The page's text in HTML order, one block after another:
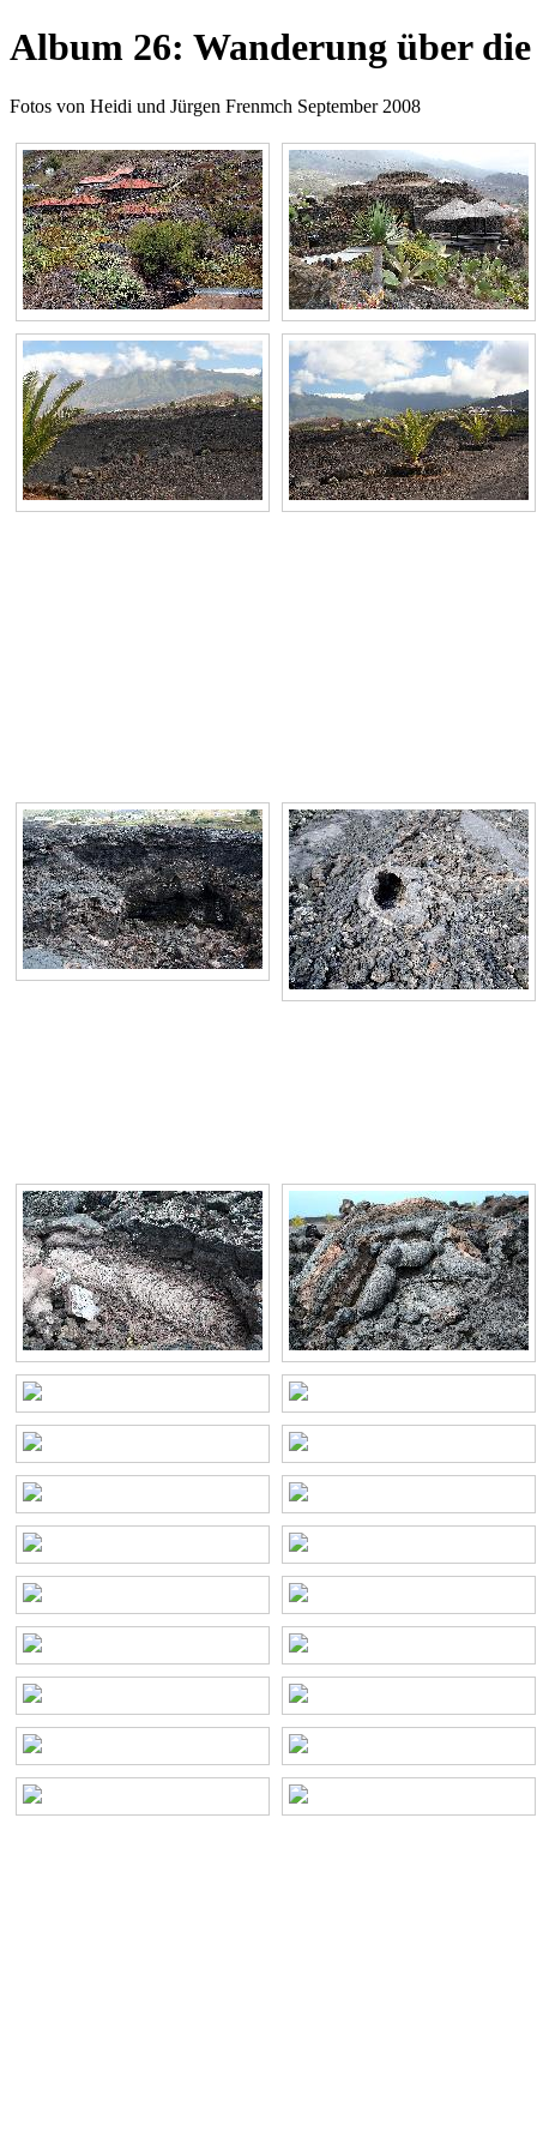
Album 26: Wanderung über
Fotos von Heidi und Jürgen Frenmch September 2008